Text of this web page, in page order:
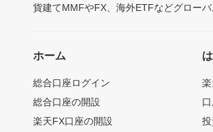
貨建てMMFやFX、海外ETFなどグロー
ホーム
総合口座ログイン
総合口座の開設
楽天FX口座の開設